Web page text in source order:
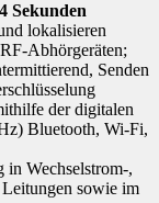
Sekunden
lokalisieren
Abhörgeräten;
Senden
der digitalen
Bluetooth, Wi-Fi,
in Wechselstrom-,
sowie im